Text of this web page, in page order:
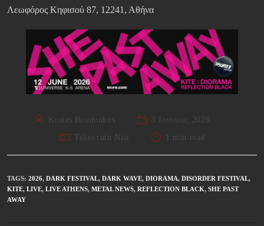
Λεωφόρος Κηφισού 87, 12241, Αθήνα
Kostas Boudoukos
3 Ιουνίου, 2026
Τελευταία Νέα
1 min read
TAGS: 2026, DARK FESTIVAL, DARK WAVE, DIORAMA, DISORDER FESTIVAL,
KITE, LIVE, LIVE ATHENS, METAL NEWS, REFLECTION BLACK, SHE PAST
AWAY